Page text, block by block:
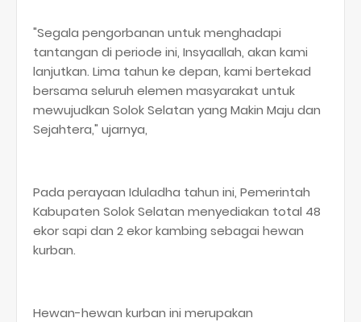
"Segala pengorbanan untuk menghadapi
tantangan di periode ini, Insyaallah, akan kami
lanjutkan. Lima tahun ke depan, kami bertekad
bersama seluruh elemen masyarakat untuk
mewujudkan Solok Selatan yang Makin Maju dan
Sejahtera," ujarnya,
Pada perayaan Iduladha tahun ini, Pemerintah
Kabupaten Solok Selatan menyediakan total 48
ekor sapi dan 2 ekor kambing sebagai hewan
kurban.
Hewan-hewan kurban ini merupakan